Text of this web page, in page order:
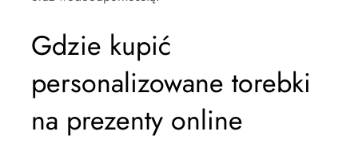
Gdzie kupić
personalizowane torebki
na prezenty online